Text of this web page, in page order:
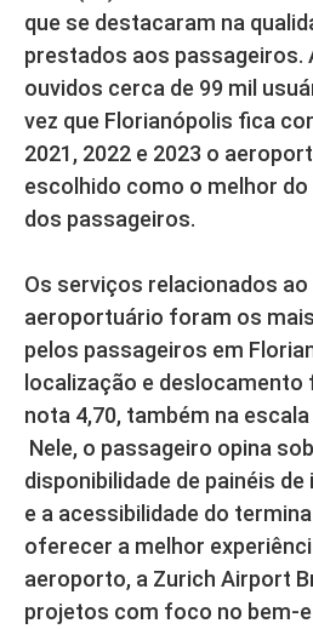
que se destacaram na
prestados aos passageiros.
ouvidos cerca de 99 mil
vez que Florianópolis fica
2021, 2022 e 2023 o
escolhido como o melhor do
dos passageiros.
Os serviços relacionados
aeroportuário foram os
pelos passageiros em
localização e deslocamento
nota 4,70, também na escala
Nele, o passageiro opina
disponibilidade de painéis
e a acessibilidade do
oferecer a melhor
aeroporto, a Zurich Airport
projetos com foco no bem-